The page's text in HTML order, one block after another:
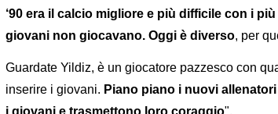
‘90 era il calcio migliore e più difficile con i
giovani non giocavano. Oggi è diverso, per
Guardate Yildiz, è un giocatore pazzesco con
inserire i giovani. Piano piano i nuovi